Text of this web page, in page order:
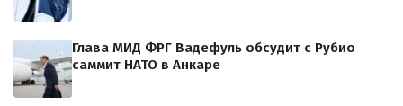
Глава МИД ФРГ Вадефуль обсудит с Рубио
саммит НАТО в Анкаре